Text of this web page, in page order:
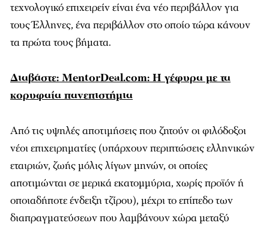
τεχνολογικό επιχειρείν είναι ένα νέο περιβάλλον για
τους Έλληνες, ένα περιβάλλον στο οποίο τώρα κάνουν
τα πρώτα τους βήματα.
Διαβάστε: MentorDeal.com: Η γέφυρα με τα
κορυφαία πανεπιστήμια
Από τις υψηλές αποτιμήσεις που ζητούν οι φιλόδοξοι
νέοι επιχειρηματίες (υπάρχουν περιπτώσεις ελληνικών
εταιριών, ζωής μόλις λίγων μηνών, οι οποίες
αποτιμώνται σε μερικά εκατομμύρια, χωρίς προϊόν ή
οποιαδήποτε ένδειξη τζίρου), μέχρι το επίπεδο των
διαπραγματεύσεων που λαμβάνουν χώρα μεταξύ